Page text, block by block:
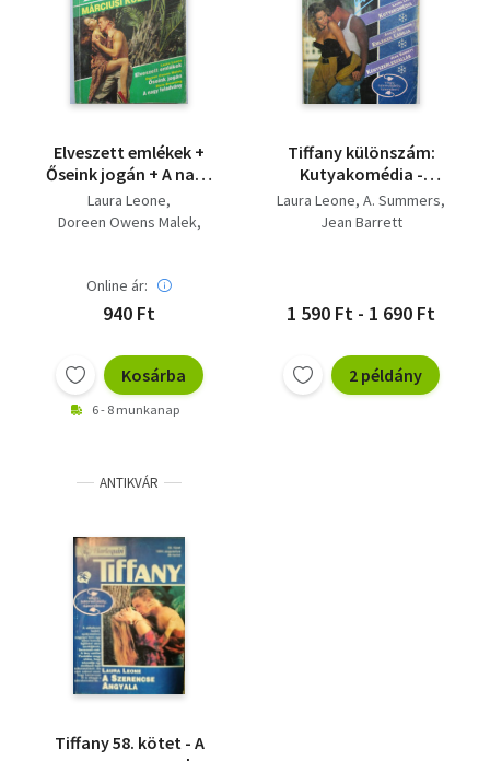
Elveszett emlékek +
Őseink jogán + A nagy
feladvány - Romana
különszám 1995/2.
Laura Leone
Doreen Owens Malek
Online ár:
940 Ft
Kosárba
6 - 8 munkanap
Tiffany különszám:
Kutyakomédia -
Emlékek lángja -
Kényszerleszállás
Laura Leone A. Summers
Jean Barrett
1 590 Ft - 1 690 Ft
2 példány
ANTIKVÁR
Tiffany 58. kötet - A